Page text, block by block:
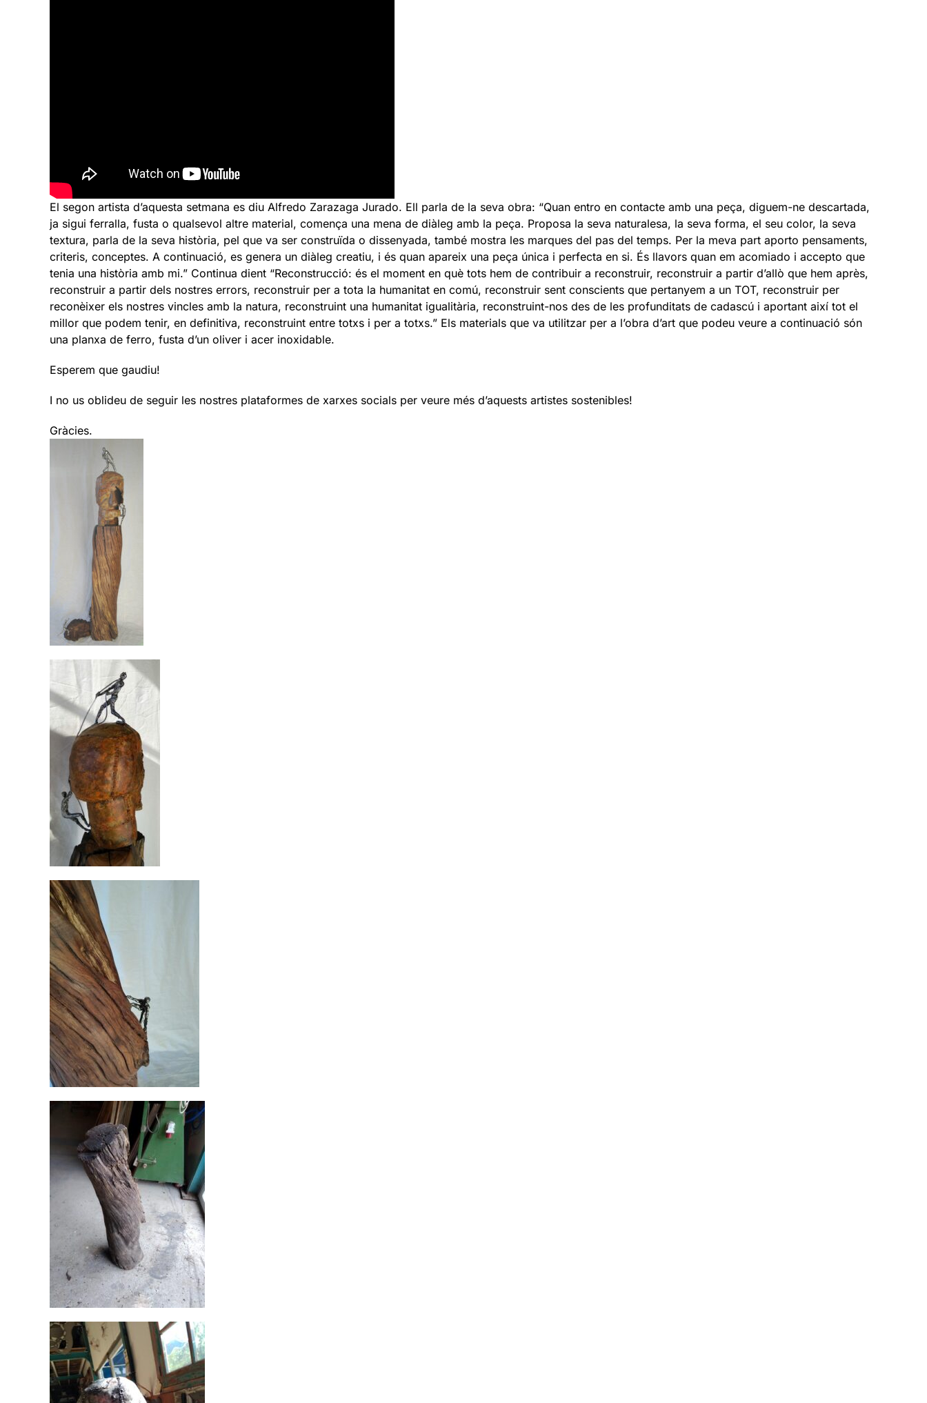
El segon artista d’aquesta setmana es diu Alfredo Zarazaga Jurado. Ell parla de la seva obra: “Quan entro en contacte amb una peça, diguem-ne descartada,
ja sigui ferralla, fusta o qualsevol altre material, comença una mena de diàleg amb la peça. Proposa la seva naturalesa, la seva forma, el seu color, la seva
textura, parla de la seva història, pel que va ser construïda o dissenyada, també mostra les marques del pas del temps. Per la meva part aporto pensaments,
criteris, conceptes. A continuació, es genera un diàleg creatiu, i és quan apareix una peça única i perfecta en si. És llavors quan em acomiado i accepto que
tenia una història amb mi.” Continua dient “Reconstrucció: és el moment en què tots hem de contribuir a reconstruir, reconstruir a partir d’allò que hem après,
reconstruir a partir dels nostres errors, reconstruir per a tota la humanitat en comú, reconstruir sent conscients que pertanyem a un TOT, reconstruir per
reconèixer els nostres vincles amb la natura, reconstruint una humanitat igualitària, reconstruint-nos des de les profunditats de cadascú i aportant així tot el
millor que podem tenir, en definitiva, reconstruint entre totxs i per a totxs.” Els materials que va utilitzar per a l’obra d’art que podeu veure a continuació són
una planxa de ferro, fusta d’un oliver i acer inoxidable.
Esperem que gaudiu!
I no us oblideu de seguir les nostres plataformes de xarxes socials per veure més d’aquests artistes sostenibles!
Gràcies.